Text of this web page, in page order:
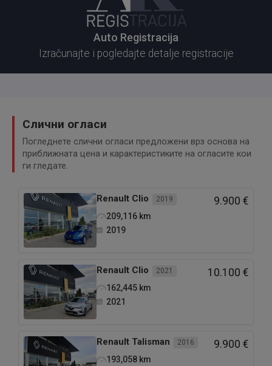
Auto Registracija
Izračunajte i pogledajte detalje registracije
Слични огласи
Погледнете слични огласи предложени врз основа на
приближната цена и карактеристиките на огласите кои
ги гледате.
Renault Clio 2019 9.900 €
209,116 km
2019
Renault Clio 2021 10.100 €
162,445 km
2021
Renault Talisman 2016 9.900 €
193,058 km